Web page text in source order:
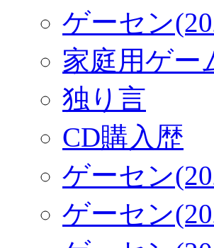
ゲーセン
家庭用ゲー
独り言
CD購入歴
ゲーセン
ゲーセン